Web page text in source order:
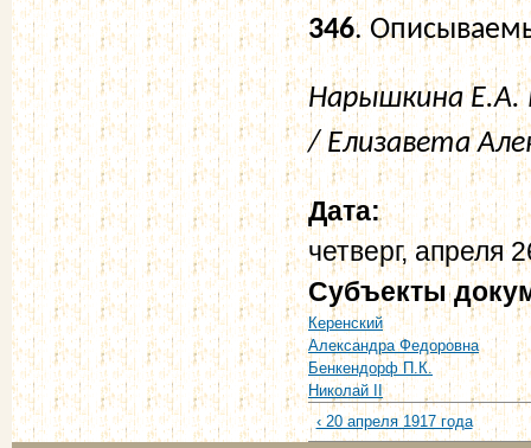
346.
Нарышкина Е.А.
/ Елизавета
Дата:
четверг, апреля
Субъекты
Керенский
Александра Федоровна
Бенкендорф П.К.
Николай II
‹ 20 апреля 1917 года